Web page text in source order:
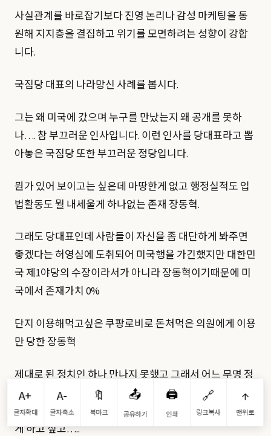
사실관계를 바로잡기보다 진영 논리나 감성 마케팅을 동
원해 지지층을 결집하고 위기를 모면하려는 성향이 강합
니다.
국짐당 대표의 나라망신 사례를 봅시다.
그는 왜 미국에 갔으며 누구를 만났는지 왜 공개를 못하
나…. 참 부끄러운 인사입니다. 이런 인사를 당대표라고 뽑
아놓은 국짐당 또한 부끄러운 정당입니다.
뭔가 있어 보이고는 싶은데 마땅한게 없고 행정실적도 입
법활동도 뭘 내세울게 하나없는 존재 장동혁.
그래도 당대표인데 사람들이 자신을 좀 대단하게 봐주면
좋겠다는 허영심에 도취되어 미국행을 가긴했지만 대한민
국 제1야당의 수장이라서가 아니라 장동혁이기때문에 미
국에서 존재가치 0%
단지 이용해먹고싶은 쿠팡로비로 돈처먹은 의원에게 이용
만 당한 장동혁
제대로 된 정치인 하나 만나지 못했고 그래서 어느 무명 정
치인 비서진의 뒷통수하고 사진찍고 국회의사당앞에서 사
진한장 찍고 온게 다라는게 부끄러운데 포장은 그럴듯하
게 하고 싶고…..
A+
글자확대
A-
글자축소
🔖
북마크
📤
공유하기
🖨️
인쇄
🔗
링크복사
↑
맨위로